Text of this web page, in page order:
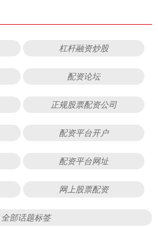
杠杆融资炒股
配资论坛
正规股票配资公司
配资平台开户
配资平台网址
网上股票配资
全部话题标签